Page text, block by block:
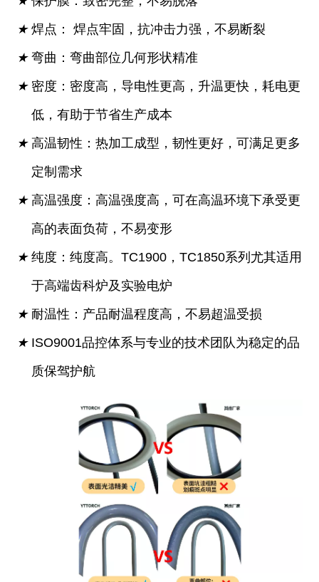
★ 焊点： 焊点牢固，抗冲击力强，不易断裂
★ 弯曲：弯曲部位几何形状精准
★ 密度：密度高，导电性更高，升温更快，耗电更
低，有助于节省生产成本
★ 高温韧性：热加工成型，韧性更好，可满足更多
定制需求
★ 高温强度：高温强度高，可在高温环境下承受更
高的表面负荷，不易变形
★ 纯度：纯度高。TC1900，TC1850系列尤其适用
于高端齿科炉及实验电炉
★ 耐温性：产品耐温程度高，不易超温受损
★ ISO9001品控体系与专业的技术团队为稳定的品
质保驾护航